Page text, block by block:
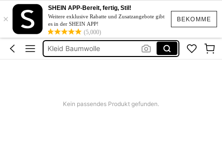
BEKOMME
×
SHEIN APP-Bereit, fertig, Stil!
Weitere exklusive Rabatte und Zusatzangebote gibt
es in der SHEIN APP!
(5,000)
Kleid Weiß Sommer
Kurze Kleider Sommer
Bikini
Kleid Baumwolle
Kein passendes Produkt gefunden.